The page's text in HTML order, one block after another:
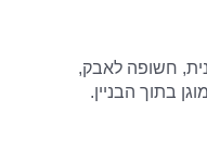
חשופה לאבק,
בתוך הבניין.